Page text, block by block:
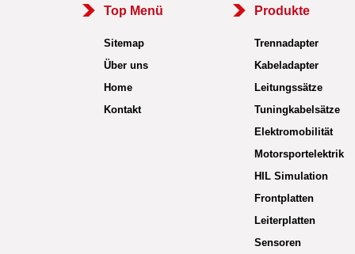
Top Menü
Sitemap
Über uns
Home
Kontakt
Produkte
Trennadapter
Kabeladapter
Leitungssätze
Tuningkabelsätze
Elektromobilität
Motorsportelektrik
HIL Simulation
Frontplatten
Leiterplatten
Sensoren